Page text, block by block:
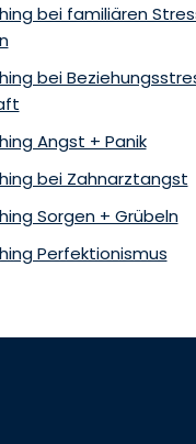
bei familiären
bei
Angst + Panik
bei Zahnarztangst
Sorgen + Grübeln
Perfektionismus